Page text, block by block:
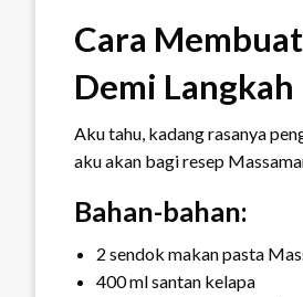
Cara
Demi Langkah
Aku tahu, kadang rasanya
aku akan bagi resep
Bahan-bahan:
2 sendok makan pasta
400 ml santan kelapa